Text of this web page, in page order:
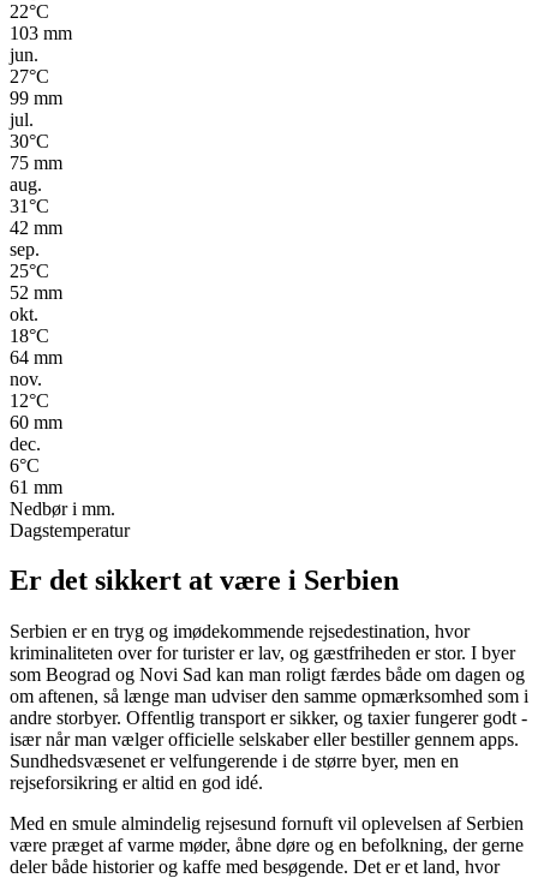
22°C
103 mm
jun.
27°C
99 mm
jul.
30°C
75 mm
aug.
31°C
42 mm
sep.
25°C
52 mm
okt.
18°C
64 mm
nov.
12°C
60 mm
dec.
6°C
61 mm
Nedbør i mm.
Dagstemperatur
Er det sikkert at være i Serbien
Serbien er en tryg og imødekommende rejsedestination, hvor
kriminaliteten over for turister er lav, og gæstfriheden er stor. I byer
som Beograd og Novi Sad kan man roligt færdes både om dagen og
om aftenen, så længe man udviser den samme opmærksomhed som i
andre storbyer. Offentlig transport er sikker, og taxier fungerer godt -
især når man vælger officielle selskaber eller bestiller gennem apps.
Sundhedsvæsenet er velfungerende i de større byer, men en
rejseforsikring er altid en god idé.
Med en smule almindelig rejsesund fornuft vil oplevelsen af Serbien
være præget af varme møder, åbne døre og en befolkning, der gerne
deler både historier og kaffe med besøgende. Det er et land, hvor